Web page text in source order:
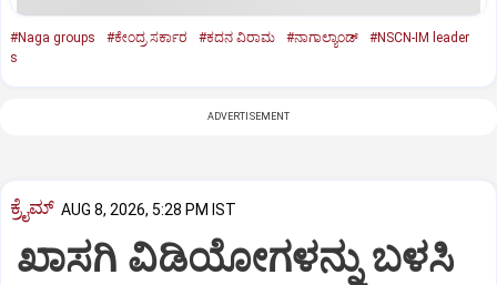
#Naga groups #ಕೇಂದ್ರ ಸರ್ಕಾರ #ಕದನ ವಿರಾಮ #ನಾಗಾಲ್ಯಾಂಡ್‌
#NSCN-IM leader
s
ADVERTISEMENT
ಕ್ರೈಮ್ AUG 8, 2026, 5:28 PM IST
ಖಾಸಗಿ ವಿಡಿಯೋಗಳನ್ನು ಬಳಸಿ